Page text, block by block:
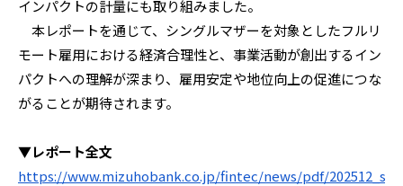
インパクトの計量にも取り組みました。
本レポートを通じて、シングルマザーを対象としたフルリ
モート雇用における経済合理性と、事業活動が創出するイン
パクトへの理解が深まり、雇用安定や地位向上の促進につな
がることが期待されます。
▼レポート全文
https://www.mizuhobank.co.jp/fintec/news/pdf/